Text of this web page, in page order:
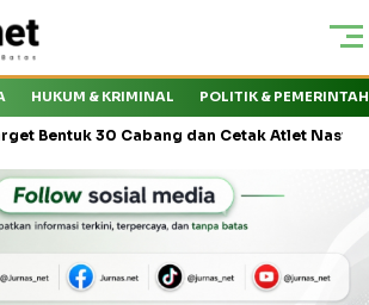
HUKUM & KRIMINAL POLITIK &
30 Cabang dan Cetak Atlet Nasional